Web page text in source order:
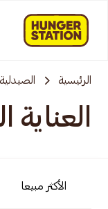
الرئيسية الصيدلية
العناية
الأكثر مبيعا